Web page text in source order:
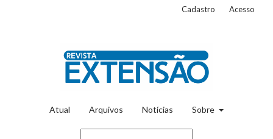
Atual Arquivos Notícias Sobre
Cadastro Acesso